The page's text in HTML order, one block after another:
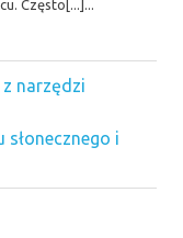
Często[...]...
narzędzi
i